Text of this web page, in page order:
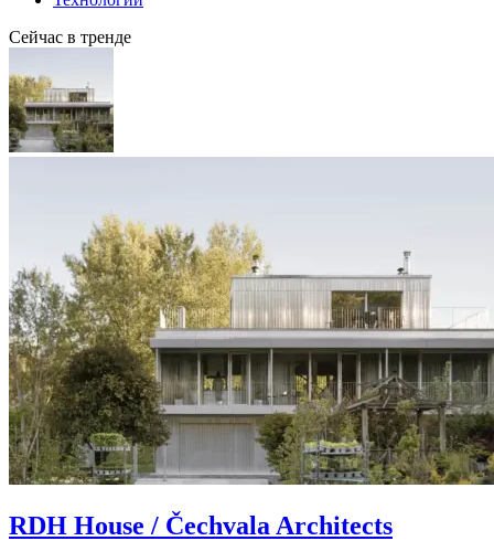
Сейчас в тренде
RDH House / Čechvala Architects